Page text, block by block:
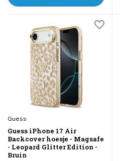
Guess
Guess iPhone 17 Air
Backcover hoesje - Magsafe
- Leopard Glitter Edition -
Bruin